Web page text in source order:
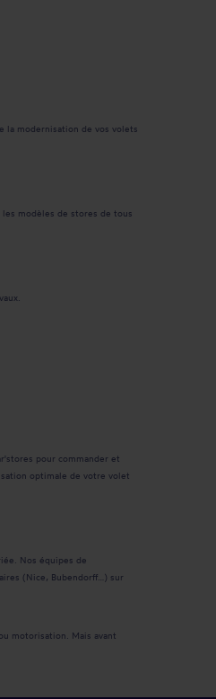
la modernisation de vos volets
modèles de stores de tous
pour commander et
optimale de votre volet
Nos équipes de
(Nice, Bubendorff…) sur
motorisation. Mais avant